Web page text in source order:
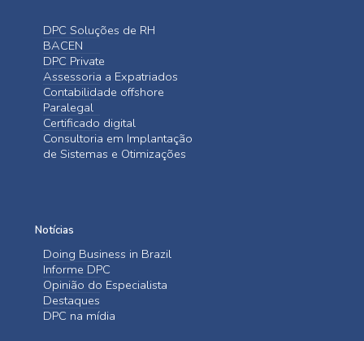
DPC Soluções de RH
BACEN
DPC Private
Assessoria a Expatriados
Contabilidade offshore
Paralegal
Certificado digital
Consultoria em Implantação
de Sistemas e Otimizações
Notícias
Doing Business in Brazil
Informe DPC
Opinião do Especialista
Destaques
DPC na mídia